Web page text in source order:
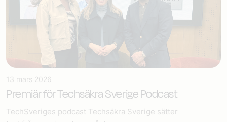
13 mars 2026
Premiär för Techsäkra Sverige Podcast
TechSveriges podcast Techsäkra Sverige sätter